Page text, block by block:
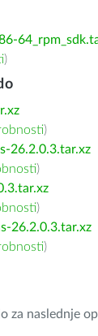
)
)
26.2.0.3.tar.xz
)
)
26.2.0.3.tar.xz
)
za naslednje